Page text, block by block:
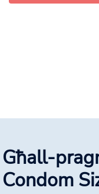
Għall-
Condom